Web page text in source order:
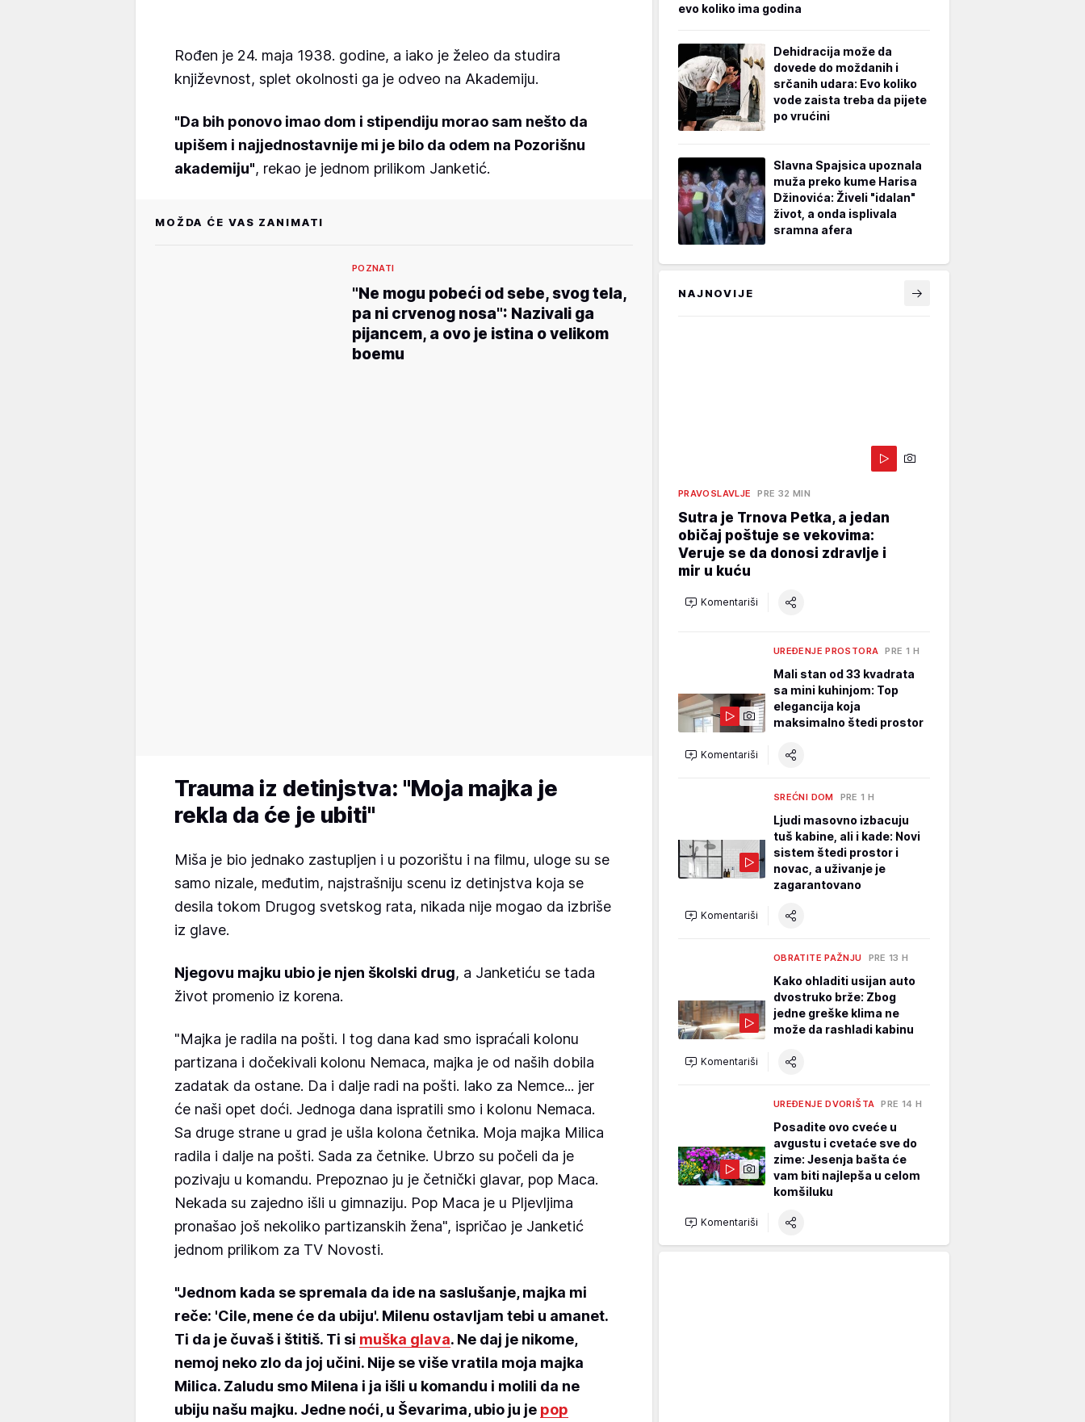
Rođen je 24. maja 1938. godine, a iako je želeo da studira
književnost, splet okolnosti ga je odveo na Akademiju.
"Da bih ponovo imao dom i stipendiju morao sam nešto da
upišem i najjednostavnije mi je bilo da odem na Pozorišnu
akademiju", rekao je jednom prilikom Janketić.
MOŽDA ĆE VAS ZANIMATI
POZNATI
"Ne mogu pobeći od sebe, svog tela,
pa ni crvenog nosa": Nazivali ga
pijancem, a ovo je istina o velikom
boemu
Trauma iz detinjstva: "Moja majka je
rekla da će je ubiti"
Miša je bio jednako zastupljen i u pozorištu i na filmu, uloge su se
samo nizale, međutim, najstrašniju scenu iz detinjstva koja se
desila tokom Drugog svetskog rata, nikada nije mogao da izbriše
iz glave.
Njegovu majku ubio je njen školski drug, a Janketiću se tada
život promenio iz korena.
"Majka je radila na pošti. I tog dana kad smo ispraćali kolonu
partizana i dočekivali kolonu Nemaca, majka je od naših dobila
zadatak da ostane. Da i dalje radi na pošti. Iako za Nemce... jer
će naši opet doći. Jednoga dana ispratili smo i kolonu Nemaca.
Sa druge strane u grad je ušla kolona četnika. Moja majka Milica
radila i dalje na pošti. Sada za četnike. Ubrzo su počeli da je
pozivaju u komandu. Prepoznao ju je četnički glavar, pop Maca.
Nekada su zajedno išli u gimnaziju. Pop Maca je u Pljevljima
pronašao još nekoliko partizanskih žena", ispričao je Janketić
jednom prilikom za TV Novosti.
"Jednom kada se spremala da ide na saslušanje, majka mi
reče:­ 'Cile, mene će da ubiju'. Milenu ostavljam tebi u amanet.
Ti da je čuvaš i štitiš. Ti si muška glava. Ne daj je nikome,
nemoj neko zlo da joj učini. Nije se više vratila moja majka
Milica. Zaludu smo Milena i ja išli u komandu i molili da ne
ubiju našu majku. Jedne noći, u Ševarima, ubio ju je pop
evo koliko ima godina
Dehidracija može da
dovede do moždanih i
srčanih udara: Evo koliko
vode zaista treba da pijete
po vrućini
Slavna Spajsica upoznala
muža preko kume Harisa
Džinovića: Živeli "idalan"
život, a onda isplivala
sramna afera
NAJNOVIJE
PRAVOSLAVLJE PRE 32 MIN
Sutra je Trnova Petka, a jedan
običaj poštuje se vekovima:
Veruje se da donosi zdravlje i
mir u kuću
Komentariši
UREĐENJE PROSTORA PRE 1 H
Mali stan od 33 kvadrata
sa mini kuhinjom: Top
elegancija koja
maksimalno štedi prostor
Komentariši
SREĆNI DOM PRE 1 H
Ljudi masovno izbacuju
tuš kabine, ali i kade: Novi
sistem štedi prostor i
novac, a uživanje je
zagarantovano
Komentariši
OBRATITE PAŽNJU PRE 13 H
Kako ohladiti usijan auto
dvostruko brže: Zbog
jedne greške klima ne
može da rashladi kabinu
Komentariši
UREĐENJE DVORIŠTA PRE 14 H
Posadite ovo cveće u
avgustu i cvetaće sve do
zime: Jesenja bašta će
vam biti najlepša u celom
komšiluku
Komentariši